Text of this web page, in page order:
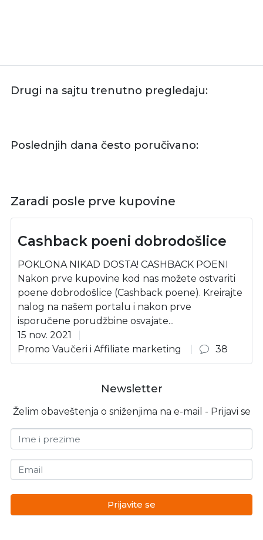
Drugi na sajtu trenutno pregledaju:
Poslednjih dana često poručivano:
Zaradi posle prve kupovine
Cashback poeni dobrodošlice
POKLONA NIKAD DOSTA! CASHBACK POENI
Nakon prve kupovine kod nas možete ostvariti
poene dobrodošlice (Cashback poene). Kreirajte
nalog na našem portalu i nakon prve
isporučene porudžbine osvajate...
15 nov. 2021
Promo Vaučeri i Affiliate marketing
38
Newsletter
Želim obaveštenja o sniženjima na e-mail - Prijavi se
Ime i prezime
Email
Prijavite se